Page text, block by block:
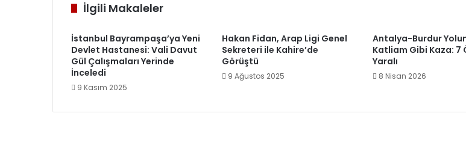
İlgili Makaleler
İstanbul Bayrampaşa’ya Yeni
Devlet Hastanesi: Vali Davut
Gül Çalışmaları Yerinde
İnceledi
9 Kasım 2025
Hakan Fidan, Arap Ligi Genel
Sekreteri ile Kahire’de
Görüştü
9 Ağustos 2025
Antalya-Burdur
Katliam Gibi Kaza: 7
Yaralı
8 Nisan 2026